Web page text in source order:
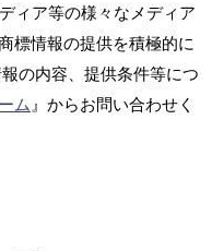
ィア等の様々なメディア
標情報の提供を積極的に
の内容、提供条件等につ
ム 』からお問い合わせく